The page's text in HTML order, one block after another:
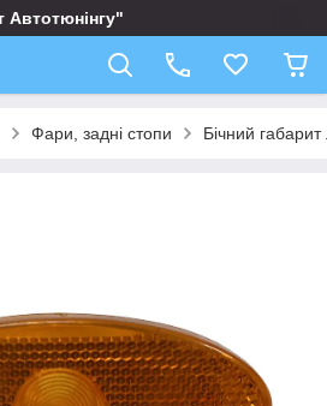
Автотюнінгу"
Фари, задні стопи Бічний